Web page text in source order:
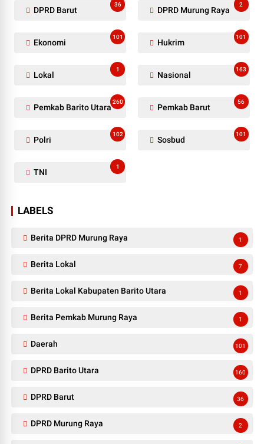
DPRD Barut
36
DPRD Murung Raya
2
Ekonomi
101
Hukrim
101
Lokal
1
Nasional
163
Pemkab Barito Utara
260
Pemkab Barut
56
Polri
102
Sosbud
101
TNI
1
LABELS
Berita DPRD Murung Raya 1
Berita Lokal 7
Berita Lokal Kabupaten Barito Utara 1
Berita Pemkab Murung Raya 1
Daerah 101
DPRD Barito Utara 160
DPRD Barut 36
DPRD Murung Raya 2